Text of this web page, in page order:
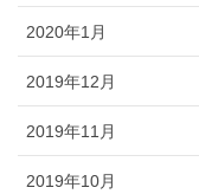
2020年1月
2019年12月
2019年11月
2019年10月